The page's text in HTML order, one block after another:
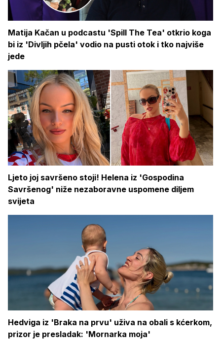
Matija Kačan u podcastu 'Spill The Tea' otkrio koga
bi iz 'Divljih pčela' vodio na pusti otok i tko najviše
jede
Ljeto joj savršeno stoji! Helena iz 'Gospodina
Savršenog' niže nezaboravne uspomene diljem
svijeta
Hedviga iz 'Braka na prvu' uživa na obali s kćerkom,
prizor je presladak: 'Mornarka moja'